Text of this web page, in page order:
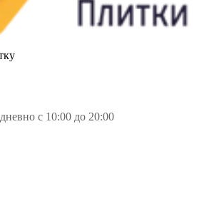
с 10:00 до 20:00